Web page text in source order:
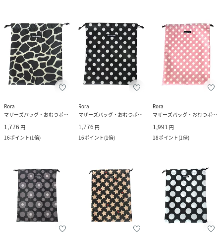
Rora
マザーズバッグ・おむつポーチ
1,776 円
16ポイント(1倍)
Rora
マザーズバッグ・おむつポーチ
1,776 円
16ポイント(1倍)
Rora
マザーズバッグ・おむつポーチ
1,991 円
18ポイント(1倍)